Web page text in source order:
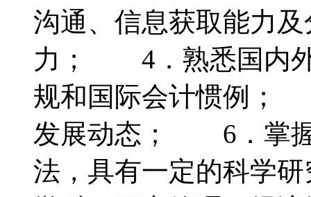
沟通、信息获取能力
力； 4．熟悉国内外
规和国际会计惯例；
发展动态； 6．掌握
法，具有一定的科学